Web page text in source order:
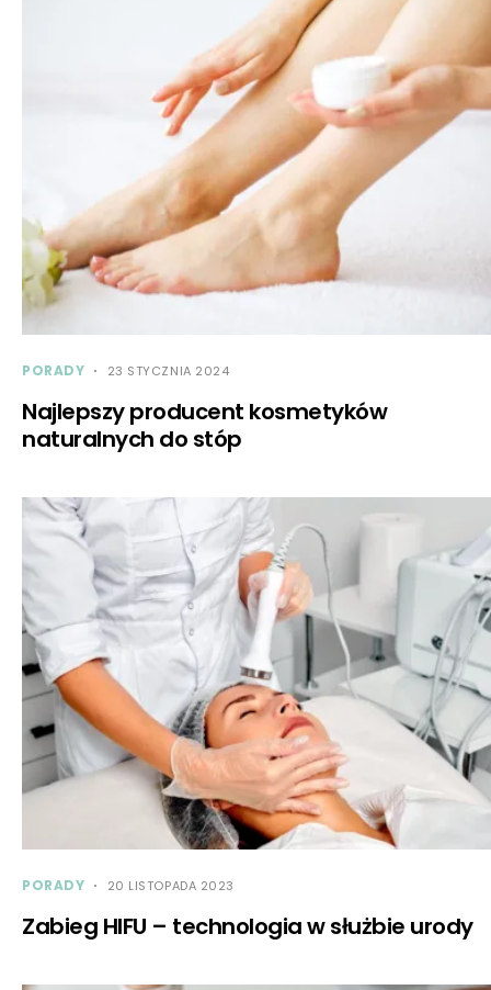
PORADY 23 STYCZNIA 2024
Najlepszy producent kosmetyków
naturalnych do stóp
PORADY 20 LISTOPADA 2023
Zabieg HIFU – technologia w służbie urody